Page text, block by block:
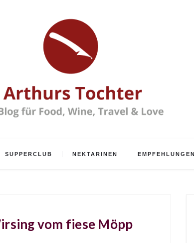
SUPPERCLUB NEKTARINEN EMPFEHLUNGEN
vom fiese Möpp